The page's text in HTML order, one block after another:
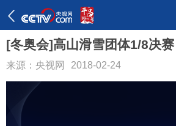
[冬奥会]高山滑雪团体1/8决赛
来源：央视网 2018-02-24